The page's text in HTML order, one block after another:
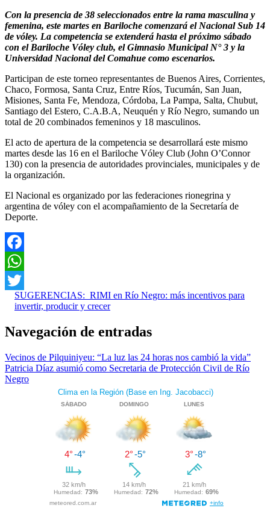
Con la presencia de 38 seleccionados entre la rama masculina y
femenina, este martes en Bariloche comenzará el Nacional Sub 14
de vóley. La competencia se extenderá hasta el próximo sábado
con el Bariloche Vóley club, el Gimnasio Municipal N° 3 y la
Universidad Nacional del Comahue como escenarios.
Participan de este torneo representantes de Buenos Aires, Corrientes,
Chaco, Formosa, Santa Cruz, Entre Ríos, Tucumán, San Juan,
Misiones, Santa Fe, Mendoza, Córdoba, La Pampa, Salta, Chubut,
Santiago del Estero, C.A.B.A, Neuquén y Río Negro, sumando un
total de 20 combinados femeninos y 18 masculinos.
El acto de apertura de la competencia se desarrollará este mismo
martes desde las 16 en el Bariloche Vóley Club (John O’Connor
130) con la presencia de autoridades provinciales, municipales y de
la organización.
El Nacional es organizado por las federaciones rionegrina y
argentina de vóley con el acompañamiento de la Secretaría de
Deporte.
Facebook
WhatsApp
Twitter
SUGERENCIAS: RIMI en Río Negro: más incentivos para
invertir, producir y crecer
Navegación de entradas
Vecinos de Pilquiniyeu: “La luz las 24 horas nos cambió la vida”
Patricia Díaz asumió como Secretaria de Protección Civil de Río
Negro